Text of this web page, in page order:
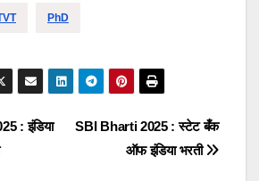
PhD
SBI Bharti 2025 : स्टेट बँक
ऑफ इंडिया भरती
: इंडिया